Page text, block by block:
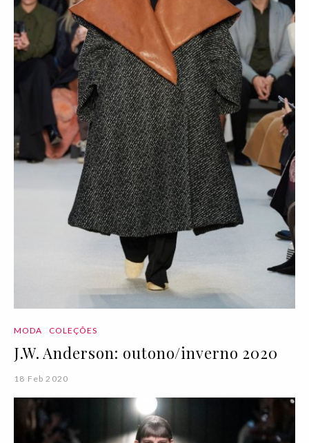
MODA COLEÇÕES
J.W. Anderson: outono/inverno 2020
18 Feb 2020